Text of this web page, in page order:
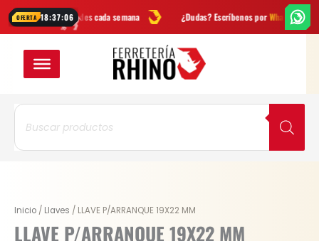
OFERTA 18:37:05
y novedades cada semana ¿Dudas? Escríbenos porWhatsApp
Búsqueda
productos
Inicio / Llaves / LLAVE P/ARRANQUE 19X22 MM
LLAVE P/ARRANQUE 19X22 MM
LLAVE
P/ARRANQUE